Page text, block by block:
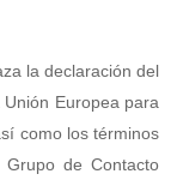
la declaración del
Europea para
como los términos
de Contacto